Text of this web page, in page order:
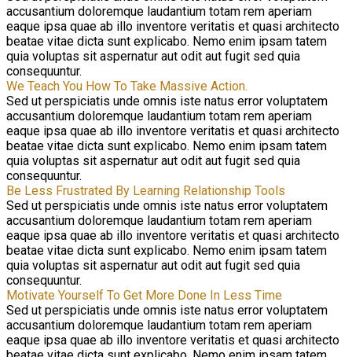
accusantium doloremque laudantium totam rem aperiam
eaque ipsa quae ab illo inventore veritatis et quasi architecto
beatae vitae dicta sunt explicabo. Nemo enim ipsam tatem
quia voluptas sit aspernatur aut odit aut fugit sed quia
consequuntur.
We Teach You How To Take Massive Action.
Sed ut perspiciatis unde omnis iste natus error voluptatem
accusantium doloremque laudantium totam rem aperiam
eaque ipsa quae ab illo inventore veritatis et quasi architecto
beatae vitae dicta sunt explicabo. Nemo enim ipsam tatem
quia voluptas sit aspernatur aut odit aut fugit sed quia
consequuntur.
Be Less Frustrated By Learning Relationship Tools
Sed ut perspiciatis unde omnis iste natus error voluptatem
accusantium doloremque laudantium totam rem aperiam
eaque ipsa quae ab illo inventore veritatis et quasi architecto
beatae vitae dicta sunt explicabo. Nemo enim ipsam tatem
quia voluptas sit aspernatur aut odit aut fugit sed quia
consequuntur.
Motivate Yourself To Get More Done In Less Time
Sed ut perspiciatis unde omnis iste natus error voluptatem
accusantium doloremque laudantium totam rem aperiam
eaque ipsa quae ab illo inventore veritatis et quasi architecto